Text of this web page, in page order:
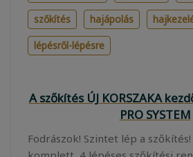
szőkítés
hajápolás
lépésről-lépésre
A szőkítés ÚJ KORSZAKA
PRO SYSTEM
Fodrászok! Szintet lép a